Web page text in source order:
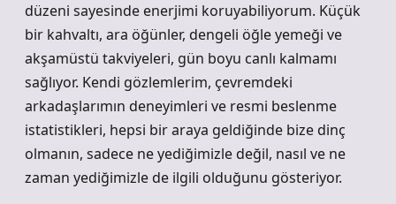
düzeni sayesinde enerjimi koruyabiliyorum. Küçük
bir kahvaltı, ara öğünler, dengeli öğle yemeği ve
akşamüstü takviyeleri, gün boyu canlı kalmamı
sağlıyor. Kendi gözlemlerim, çevremdeki
arkadaşlarımın deneyimleri ve resmi beslenme
istatistikleri, hepsi bir araya geldiğinde bize dinç
olmanın, sadece ne yediğimizle değil, nasıl ve ne
zaman yediğimizle de ilgili olduğunu gösteriyor.